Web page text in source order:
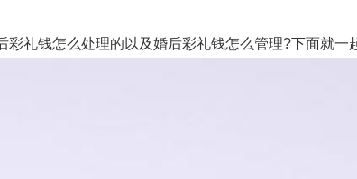
礼钱怎么处理的以及婚后彩礼钱怎么管理?下面就一